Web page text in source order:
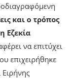
και ο τρόπος
Εζεκία
να επιτύχει
επιχειρήθηκε